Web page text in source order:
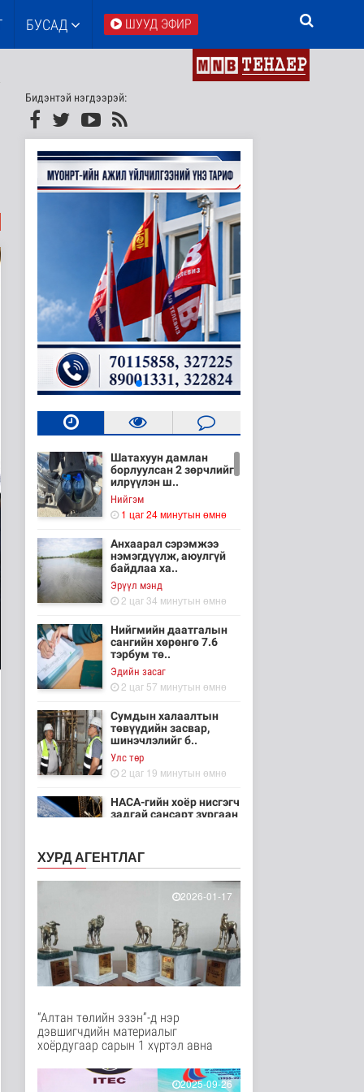
БУСАД ШУУД ЭФИР
Бидэнтэй нэгдээрэй:
Шатахуун дамлан
борлуулсан 2 зөрчлийг
илрүүлэн ш..
Нийгэм
1 цаг 24 минутын өмнө
Анхаарал сэрэмжээ
нэмэгдүүлж, аюулгүй
байдлаа ха..
Эрүүл мэнд
2 цаг 34 минутын өмнө
Нийгмийн даатгалын
сангийн хөрөнгө 7.6
тэрбум тө..
Эдийн засаг
2 цаг 57 минутын өмнө
Сумдын халаалтын
төвүүдийн засвар,
шинэчлэлийг б..
Улс төр
2 цаг 19 минутын өмнө
НАСА-гийн хоёр нисгэгч
задгай сансарт зургаан
3 цаг 34 минутын өмнө
хамгаалахын тулд
Канадын иргэд мод бэ..
Дэлхийд
3 цаг 41 минутын өмнө
ЦАГ АГААР:
Улаанбаатарт шөнөдөө
Байгаль орчин
3 цаг 1 минутын өмнө
зөрчлийг E-Mongolia
системээр да..
ХУРД АГЕНТЛАГ
2026-01-17
“Алтан төлийн эзэн”-д нэр
дэвшигчдийн материалыг
хоёрдугаар сарын 1 хүртэл авна
2025-09-26